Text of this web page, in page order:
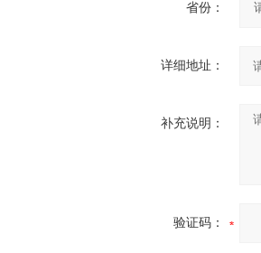
省份：
详细地址：
补充说明：
验证码：